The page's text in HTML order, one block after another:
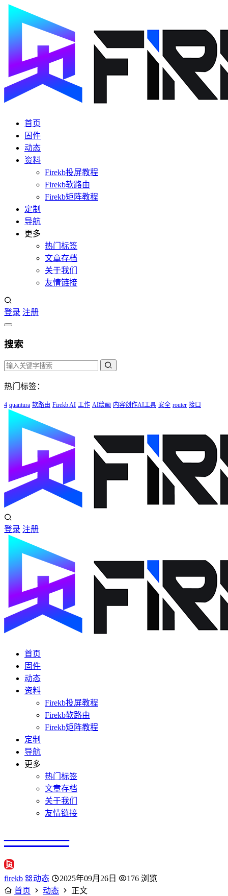
首页
固件
动态
资料
Firekb投屏教程
Firekb软路由
Firekb矩阵教程
定制
导航
更多
热门标签
文章存档
关于我们
友情链接
登录 注册
搜索
热门标签：
4 quantura 软路由 Firekb AI 工作 AI绘画 内容创作AI工具 安全 router 接口
登录 注册
首页
固件
动态
资料
Firekb投屏教程
Firekb软路由
Firekb矩阵教程
定制
导航
更多
热门标签
文章存档
关于我们
友情链接
————
firekb 动态 2025年09月26日
176 浏览
首页
动态
正文